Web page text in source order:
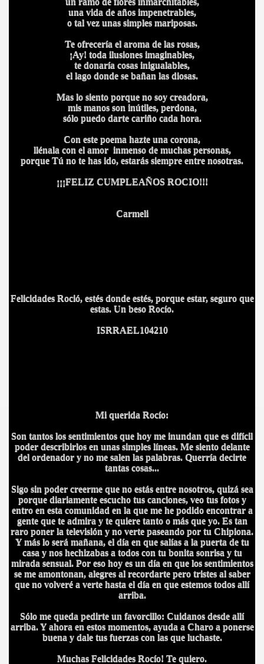
una vida de años impenetrables,
o tal vez unas simples mariposas.
Te ofrecería el aroma de las rosas,
¡Ay! toda ilusiones imaginables,
te donaría cosas inigualables,
el lago donde se bañan las diosas.
Mas lo siento porque no soy creadora,
mis manos son inútiles, perdona,
sólo puedo darte cariño cada hora.
Con este poema hazte una corona,
llénala con el amor inmenso de muchas personas,
porque Tú no te has ido, estarás siempre entre nosotras.
¡¡¡FELIZ CUMPLEAÑOS ROCIO!!!
Carmeli
Felicidades Roció, estés donde estés, porque estar, seguro que
estas. Un beso Rocío.
ISRRAEL104210
Mi querida Rocío:
Son tantos los sentimientos que hoy me inundan que es difícil
poder describirlos en unas simples líneas. Me siento delante
del ordenador y no me salen las palabras. Querría decirte
tantas cosas...
Sigo sin poder creerme que no estás entre nosotros, quizá sea
porque diariamente escucho tus canciones, veo tus fotos y
entro en esta comunidad en la que me he podido encontrar a
gente que te admira y te quiere tanto o más que yo. Es tan
raro poner la televisión y no verte paseando por tu Chipiona.
Y más lo será mañana, el día en que salías a la puerta de tu
casa y nos hechizabas a todos con tu bonita sonrisa y tu
mirada sensual. Por eso hoy es un día en que los sentimientos
se me amontonan, alegres al recordarte pero tristes al saber
que no volveré a verte hasta el día en que estemos todos allí
arriba.
Sólo me queda pedirte un favorcillo: Cuidanos desde allí
arriba. Y ahora en estos momentos, ayuda a Charo a ponerse
buena y dale tus fuerzas con las que luchaste.
Muchas Felicidades Rocío! Te quiero.